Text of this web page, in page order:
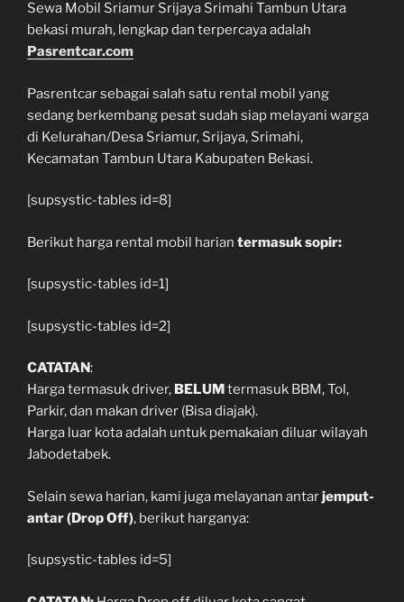
Sewa Mobil Sriamur Srijaya Srimahi Tambun Utara
bekasi murah, lengkap dan terpercaya adalah
Pasrentcar.com
Pasrentcar sebagai salah satu rental mobil yang
sedang berkembang pesat sudah siap melayani warga
di Kelurahan/Desa Sriamur, Srijaya, Srimahi,
Kecamatan Tambun Utara Kabupaten Bekasi.
[supsystic-tables id=8]
Berikut harga rental mobil harian termasuk sopir:
[supsystic-tables id=1]
[supsystic-tables id=2]
CATATAN:
Harga termasuk driver, BELUMtermasuk BBM, Tol,
Parkir, dan makan driver (Bisa diajak).
Harga luar kota adalah untuk pemakaian diluar wilayah
Jabodetabek.
Selain sewa harian, kami juga melayanan antarjemput-
antar (Drop Off), berikut harganya:
[supsystic-tables id=5]